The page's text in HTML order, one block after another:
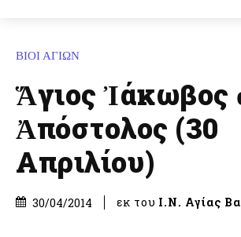
ΒΙΟΙ ΑΓΙΩΝ
Ἅγιος Ἰάκωβος
Ἀπόστολος (30
Απριλίου)
30/04/2014 εκ του Ι.Ν. Αγίας